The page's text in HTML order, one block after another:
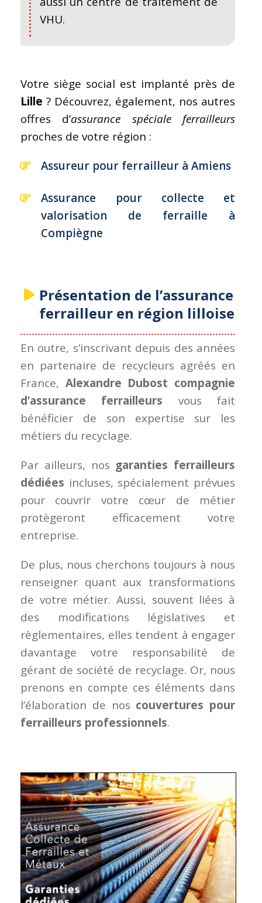
VHU.
Votre siège social est implanté près de
Lille ? Découvrez, également, nos autres
offres d’assurance spéciale ferrailleurs
proches de votre région :
Assureur pour ferrailleur à Amiens
Assurance pour collecte et
valorisation de ferraille à
Compiègne
Présentation de l’assurance
ferrailleur en région lilloise
En outre, s’inscrivant depuis des années
en partenaire de recycleurs agréés en
France, Alexandre Dubost compagnie
d’assurance ferrailleurs vous fait
bénéficier de son expertise sur les
métiers du recyclage.
Par ailleurs, nos garanties ferrailleurs
dédiées incluses, spécialement prévues
pour couvrir votre cœur de métier
protègeront efficacement votre
entreprise.
De plus, nous cherchons toujours à nous
renseigner quant aux transformations
de votre métier. Aussi, souvent liées à
des modifications législatives et
règlementaires, elles tendent à engager
davantage votre responsabilité de
gérant de société de recyclage. Or, nous
prenons en compte ces éléments dans
l’élaboration de nos couvertures pour
ferrailleurs professionnels.